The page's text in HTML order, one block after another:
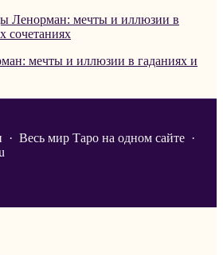
мечты и иллюзии в гаданиях и
· Весь мир Таро на одном сайте ·